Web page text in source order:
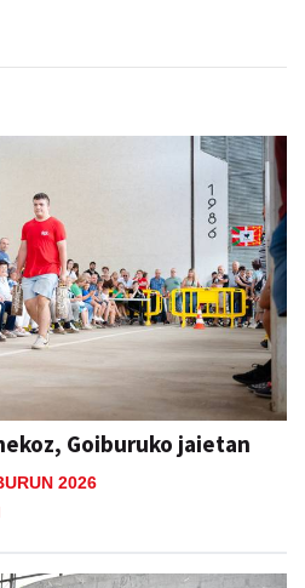
Goiburuko jaietan
2026